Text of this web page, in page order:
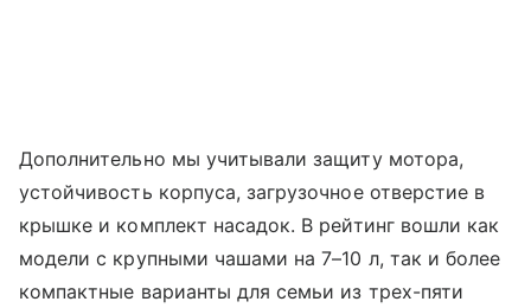
Дополнительно мы учитывали защиту мотора,
устойчивость корпуса, загрузочное отверстие в
крышке и комплект насадок. В рейтинг вошли как
модели с крупными чашами на 7–10 л, так и более
компактные варианты для семьи из трех-пяти